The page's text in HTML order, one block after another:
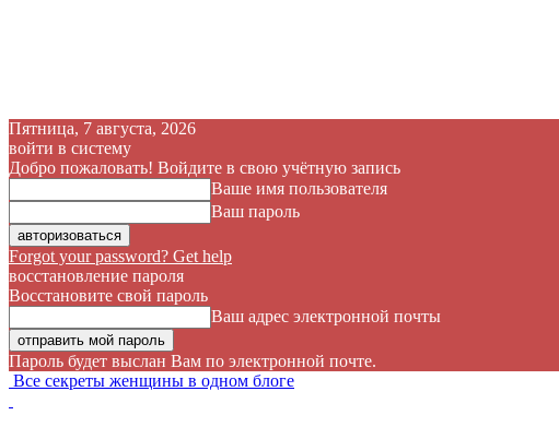
Пятница, 7 августа, 2026
войти в систему
Добро пожаловать! Войдите в свою учётную запись
Ваше имя пользователя
Ваш пароль
Forgot your password? Get help
восстановление пароля
Восстановите свой пароль
Ваш адрес электронной почты
Пароль будет выслан Вам по электронной почте.
Все секреты женщины в одном блоге